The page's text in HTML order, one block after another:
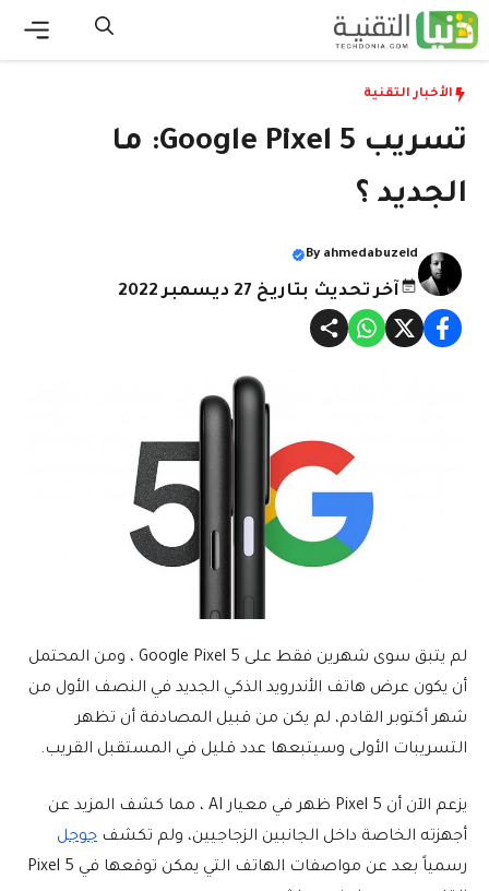
انتقل
إلى
الأخبار التقنية
تسريب Google Pixel 5: ما
الجديد ؟
By ahmedabuzeid
آخر تحديث بتاريخ 27 ديسمبر 2022
لم يتبق سوى شهرين فقط على Google Pixel 5 ، ومن المحتمل
أن يكون عرض هاتف الأندرويد الذكي الجديد في النصف الأول من
شهر أكتوبر القادم، لم يكن من قبيل المصادفة أن تظهر
التسريبات الأولى وسيتبعها عدد قليل في المستقبل القريب.
يزعم الآن أن Pixel 5 ظهر في معيار AI ، مما كشف المزيد عن
أجهزته الخاصة داخل الجانبين الزجاجيين، ولم تكشف جوجل
رسمياً بعد عن مواصفات الهاتف التي يمكن توقعها في Pixel 5